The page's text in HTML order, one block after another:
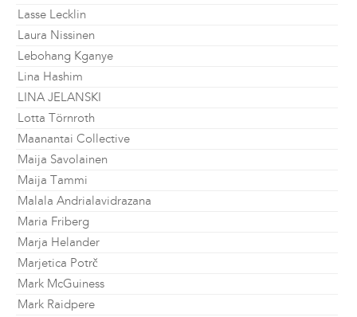
Lasse Lecklin
Laura Nissinen
Lebohang Kganye
Lina Hashim
LINA JELANSKI
Lotta Törnroth
Maanantai Collective
Maija Savolainen
Maija Tammi
Malala Andrialavidrazana
Maria Friberg
Marja Helander
Marjetica Potrč
Mark McGuiness
Mark Raidpere